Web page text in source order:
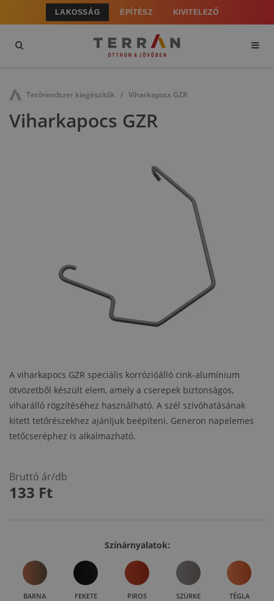
LAKOSSÁG ÉPÍTÉSZ KIVITELEZŐ
Tetőrendszer kiegészítők Viharkapocs GZR
Viharkapocs GZR
A viharkapocs GZR speciális korrózióálló cink-alumínium
ötvözetből készült elem, amely a cserepek biztonságos,
viharálló rögzítéséhez használható. A szél szívóhatásának
kitett tetőrészekhez ajánljuk beépíteni. Generon napelemes
tetőcseréphez is alkalmazható.
Bruttó ár/db
133 Ft
Színárnyalatok:
BARNA FEKETE PIROS SZÜRKE TÉGLA